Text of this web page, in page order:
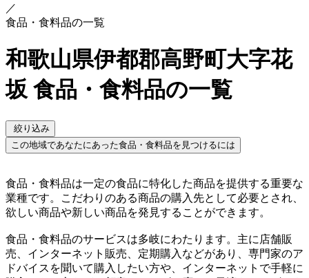
／
食品・食料品の一覧
和歌山県伊都郡高野町大字花
坂 食品・食料品の一覧
絞り込み
この地域であなたにあった食品・食料品を見つけるには
食品・食料品は一定の食品に特化した商品を提供する重要な
業種です。こだわりのある商品の購入先として必要とされ、
欲しい商品や新しい商品を発見することができます。
食品・食料品のサービスは多岐にわたります。主に店舗販
売、インターネット販売、定期購入などがあり、専門家のア
ドバイスを聞いて購入したい方や、インターネットで手軽に